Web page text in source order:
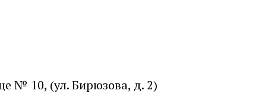
№ 10, (ул. Бирюзова, д. 2)